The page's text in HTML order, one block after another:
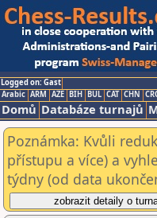
Logged on: Gast
Arabic ARM AZE BIH BUL CAT CHN
Domů Databáze turnajů
Poznámka: Kvůli
přístupu a více) a
týdny (od data